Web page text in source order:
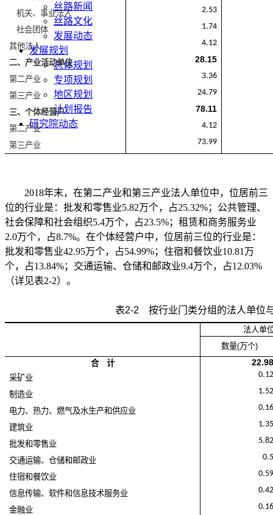
丝路新闻
丝路文化
发展动态
发展规划
总体规划
专项规划
地区规划
计划报告
研究院动态
机关、事业法人 2.53
社会团体 1.74
其他法人 4.12
二、产业活动单位 28.15
第二产业 3.36
第三产业 24.79
三、个体经营户 78.11
第二产业 4.12
第三产业 73.99
2018年末，在第二产业和第三产业法人单位中，位居前三
位的行业是：批发和零售业5.82万个，占25.32%；公共管理、
社会保障和社会组织5.4万个，占23.5%；租赁和商务服务业
2.0万个，占8.7%。在个体经营户中，位居前三位的行业是：
批发和零售业42.95万个，占54.99%；住宿和餐饮业10.81万
个，占13.84%；交通运输、仓储和邮政业9.4万个，占12.03%
（详见表2-2）。
表2-2 按行业门类分组的法人单位
法人单
数量(万个)
合 计
22.98
采矿业 0.12
制造业 1.52
电力、热力、燃气及水生产和供应业 0.16
建筑业 1.35
批发和零售业 5.82
交通运输、仓储和邮政业 0.5
住宿和餐饮业 0.59
信息传输、软件和信息技术服务业 0.42
金融业 0.16